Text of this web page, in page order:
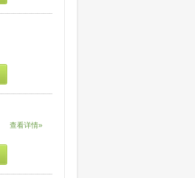
查看详情»